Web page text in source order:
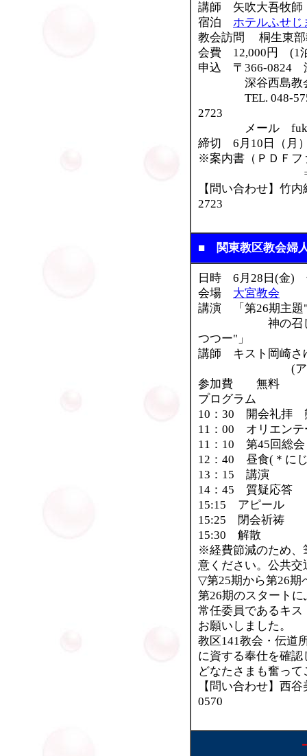
講師 矢吹大吾牧師
宿泊 ホテルふせじ
教会訪問 桐生東部
会費 12,000円 (1
申込 〒366-
深谷西島教会
TEL. 048-575-
2723
メール
締切 6月10日（月
※案内書（ＰＤＦフ
【問い合わせ】竹
2723
■ 関東教区教会婦
日時 6月28日(金)
会場 大宮教会
講演 「第26期主題
神の召しに応
つつー"」
講師 キスト岡崎さ
(アメリカ改
参加費 無料
プログラム
10：30 開会礼拝
11：00 オリエンテ
11：10 第45回総会
12：40 昼食(＊に
13：15 講演
14：45 質疑応答
15:15 アピール
15:25 閉会祈祷
15:30 解散
※経費節減のため、
意ください。公共
▽第25期から第26期
第26期のスタート
常任委員であるキ
お願いしました。
教区141教会・伝道
に資する奉仕を確
どなたさまも奮っ
【問い合わせ】西
0570